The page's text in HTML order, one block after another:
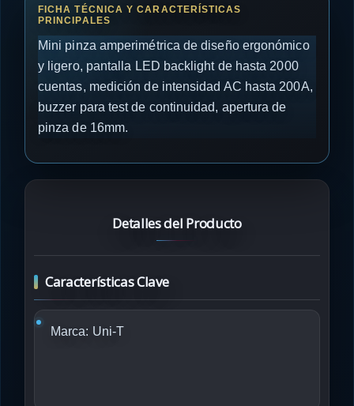
Mini pinza amperimétrica de diseño ergonómico
y ligero, pantalla LED backlight de hasta 2000
cuentas, medición de intensidad AC hasta 200A,
buzzer para test de continuidad, apertura de
pinza de 16mm.
Detalles del Producto
Características Clave
Marca: Uni-T